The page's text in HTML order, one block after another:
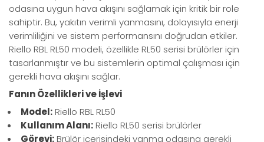
odasına uygun hava akışını sağlamak için kritik bir role
sahiptir. Bu, yakıtın verimli yanmasını, dolayısıyla enerji
verimliliğini ve sistem performansını doğrudan etkiler.
Riello RBL RL50 modeli, özellikle RL50 serisi brülörler için
tasarlanmıştır ve bu sistemlerin optimal çalışması için
gerekli hava akışını sağlar.
Fanın Özellikleri ve İşlevi
Model: Riello RBL RL50
Kullanım Alanı: Riello RL50 serisi brülörler
Görevi: Brülör içerisindeki yanma odasına gerekli